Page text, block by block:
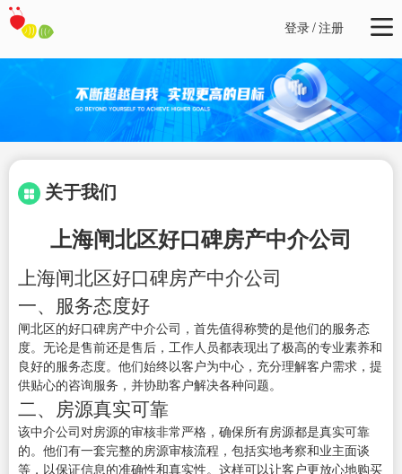
登录/注册
关于我们
上海闸北区好口碑房产中介公司
上海闸北区好口碑房产中介公司
一、服务态度好
闸北区的好口碑房产中介公司，首先值得称赞的是他们的服务态
度。无论是售前还是售后，工作人员都表现出了极高的专业素养和
良好的服务态度。他们始终以客户为中心，充分理解客户需求，提
供贴心的咨询服务，并协助客户解决各种问题。
二、房源真实可靠
该中介公司对房源的审核非常严格，确保所有房源都是真实可靠
的。他们有一套完整的房源审核流程，包括实地考察和业主面谈
等，以保证信息的准确性和真实性。这样可以让客户更放心地购买